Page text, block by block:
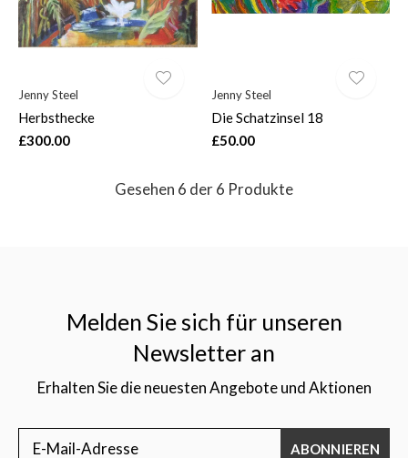
Jenny Steel
Herbsthecke
£300.00
Jenny Steel
Die Schatzinsel 18
£50.00
Gesehen 6 der 6 Produkte
Melden Sie sich für unseren
Newsletter an
Erhalten Sie die neuesten Angebote und Aktionen
ABONNIEREN